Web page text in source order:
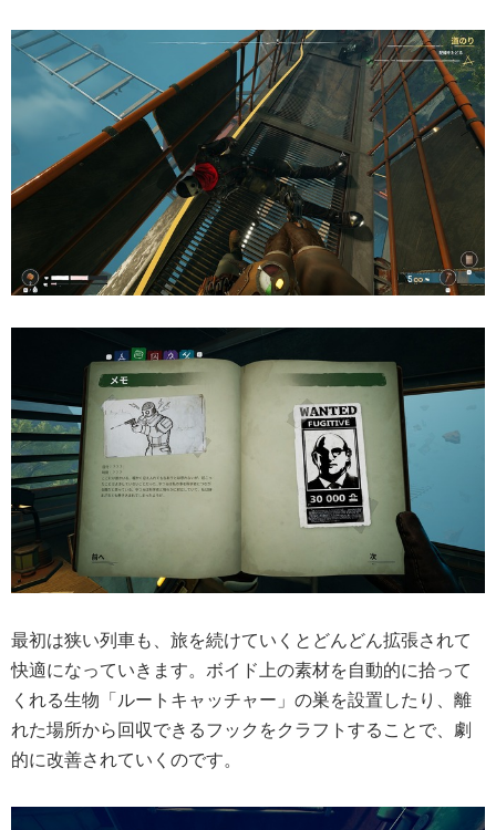
最初は狭い列車も、旅を続けていくとどんどん拡張されて
快適になっていきます。ボイド上の素材を自動的に拾って
くれる生物「ルートキャッチャー」の巣を設置したり、離
れた場所から回収できるフックをクラフトすることで、劇
的に改善されていくのです。